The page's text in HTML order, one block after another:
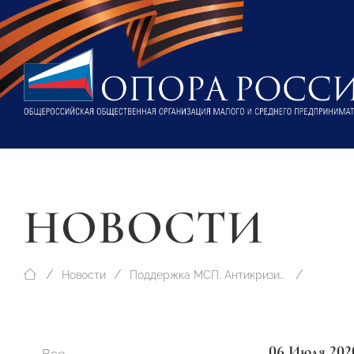
НОВОСТИ
Новости Поддержка МСП. Антикризисные меры